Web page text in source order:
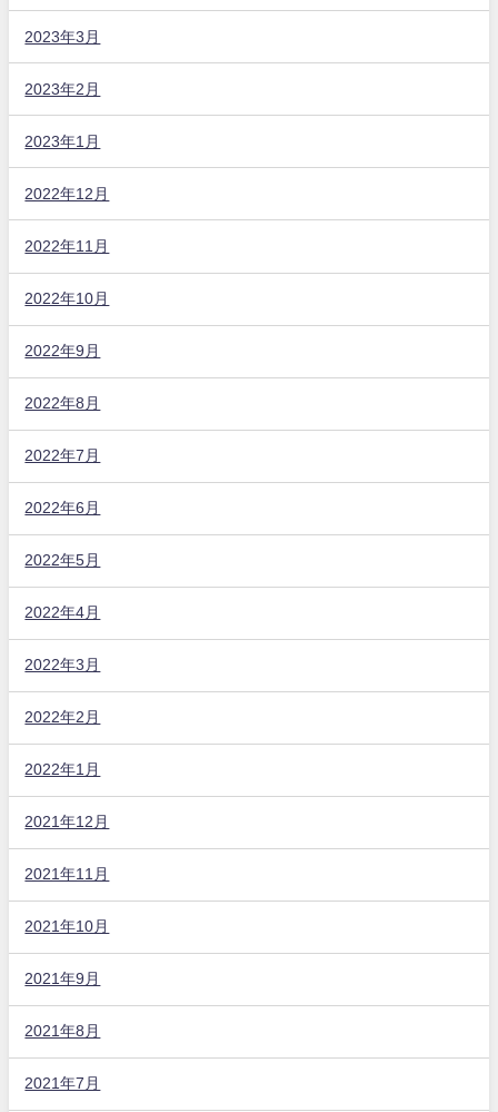
2023年3月
2023年2月
2023年1月
2022年12月
2022年11月
2022年10月
2022年9月
2022年8月
2022年7月
2022年6月
2022年5月
2022年4月
2022年3月
2022年2月
2022年1月
2021年12月
2021年11月
2021年10月
2021年9月
2021年8月
2021年7月